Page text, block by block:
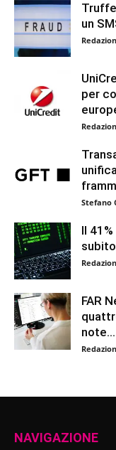
un
per
Stefano
Il
FAR
note...
NAVIGAZIONE